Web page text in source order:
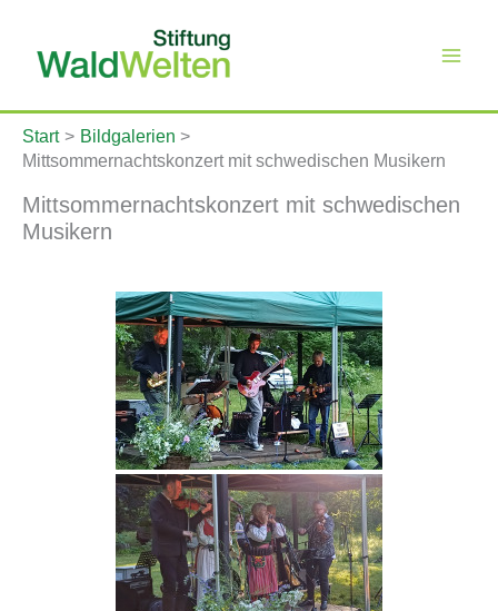
springen
Start
Bildgalerien
Mittsommernachtskonzert mit schwedischen Musikern
Mittsommernachtskonzert mit schwedischen
Musikern